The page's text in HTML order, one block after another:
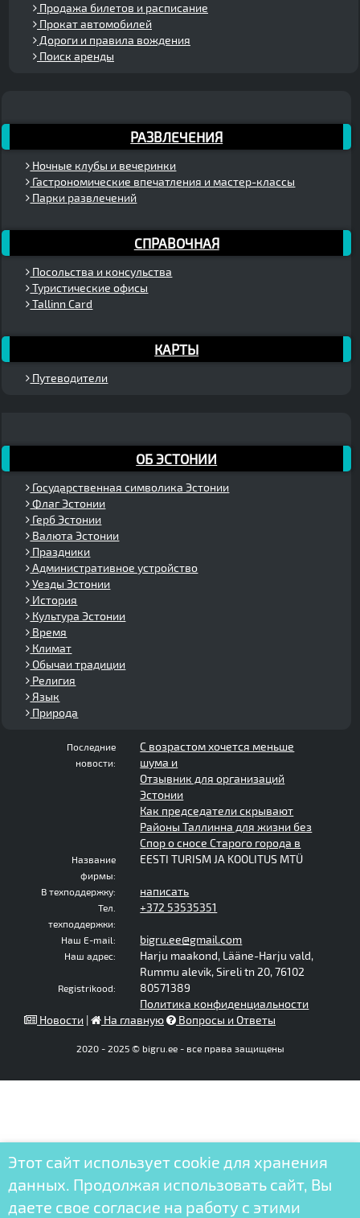
Продажа билетов и расписание
Прокат автомобилей
Дороги и правила вождения
Поиск аренды
РАЗВЛЕЧЕНИЯ
Ночные клубы и вечеринки
Гастрономические впечатления и мастер-классы
Парки развлечений
СПРАВОЧНАЯ
Посольства и консульства
Туристические офисы
Tallinn Card
КАРТЫ
Путеводители
ОБ ЭСТОНИИ
Государственная символика Эстонии
Флаг Эстонии
Герб Эстонии
Валюта Эстонии
Праздники
Административное устройство
Уезды Эстонии
История
Культура Эстонии
Время
Климат
Обычаи традиции
Религия
Язык
Природа
Последние
новости:
С возрастом хочется меньше
шума и
Отзывник для организаций
Эстонии
Как председатели скрывают
Районы Таллинна для жизни без
Спор о сносе Старого города в
Название
фирмы:
EESTI TURISM JA KOOLITUS MTÜ
В техподдержку: написать
Тел.
техподдержки:
+372 53535351
Наш E-mail: bigru.ee@gmail.com
Наш адрес:
Harju maakond, Lääne-Harju vald,
Rummu alevik, Sireli tn 20, 76102
Registrikood:
80571389
Политика конфиденциальности
Новости | На главную Вопросы и Ответы
2020 - 2025 © bigru.ee - все права защищены
Этот сайт использует cookie для хранения
данных. Продолжая использовать сайт, Вы
даете свое согласие на работу с этими